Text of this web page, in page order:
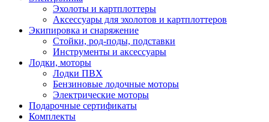
Эхолоты и картплоттеры
Аксессуары для эхолотов и картплоттеров
Экипировка и снаряжение
Стойки, род-поды, подставки
Инструменты и аксессуары
Лодки, моторы
Лодки ПВХ
Бензиновые лодочные моторы
Электрические моторы
Подарочные сертификаты
Комплекты